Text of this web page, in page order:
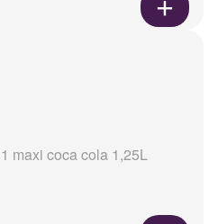
maxi coca cola 1,25L